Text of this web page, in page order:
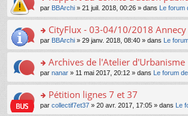
ré
c
e
nt
pl
u
s
ré
c
e
nt
n
le
pl
u
s
ré
c
e
nt
g
e
n
n
le
pl
u
s
ré
c
e
s
a
g
e
n
n
le
pl
u
ult
er
le
m
e
s
a
g
e
n
n
o
n
s
ult
er
le
m
e
s
a
g
par BBArchi » 21 juil. 2018, 00:26 » dans Le forum
o
n
s
ult
er
le
m
e
s
CityFlux - 03-04/10/2018 Annecy
par BBArchi » 29 janv. 2018, 08:40 » dans Le
o
n
s
ult
er
Archives de l'Atelier d'Urbanisme
par nanar » 11 mai 2017, 20:12 » dans Le forum
o
n
Pétition lignes 7 et 37
par collectif7et37 » 20 avr. 2017, 17:05 » dans Le